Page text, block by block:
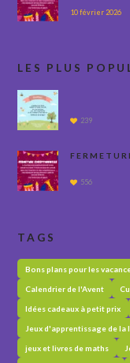
10 février 2026
LES PLUS
239
556
TAGS
Bons plans pour les
Calendrier de l'Avent
Idées cadeaux à petit prix
Jeux d'apprentissage de la
jeux et livres de maths